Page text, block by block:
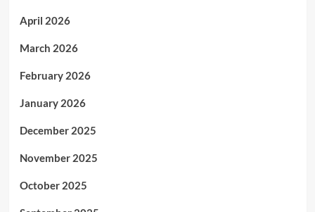
April 2026
March 2026
February 2026
January 2026
December 2025
November 2025
October 2025